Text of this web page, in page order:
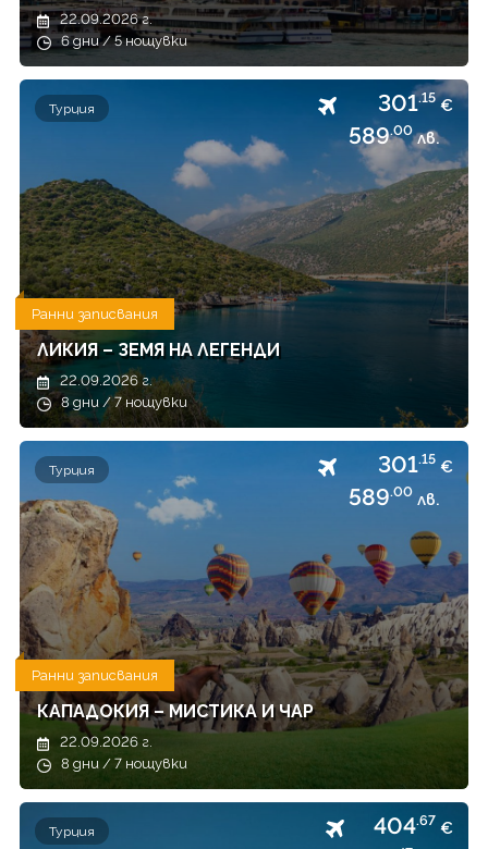
22.09.2026 г.
6 дни / 5 нощувки
Турция 301.15 €
589.00 лв.
Ранни записвания
ЛИКИЯ – ЗЕМЯ НА ЛЕГЕНДИ
22.09.2026 г.
8 дни / 7 нощувки
Турция 301.15 €
589.00 лв.
Ранни записвания
КАПАДОКИЯ – МИСТИКА И ЧАР
22.09.2026 г.
8 дни / 7 нощувки
Турция 404.67 €